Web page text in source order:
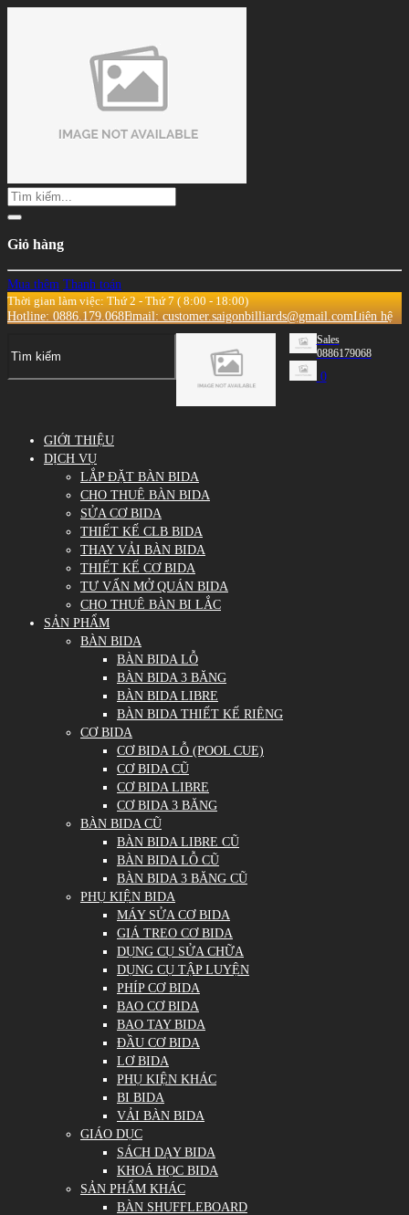
Giỏ hàng
Mua thêm Thanh toán
Thời gian làm việc: Thứ 2 - Thứ 7 ( 8:00 - 18:00)
Hotline: 0886.179.068Email: customer.saigonbilliards@gmail.comLiên hệ
Sales
0886179068
0
GIỚI THIỆU
DỊCH VỤ
LẮP ĐẶT BÀN BIDA
CHO THUÊ BÀN BIDA
SỬA CƠ BIDA
THIẾT KẾ CLB BIDA
THAY VẢI BÀN BIDA
THIẾT KẾ CƠ BIDA
TƯ VẤN MỞ QUÁN BIDA
CHO THUÊ BÀN BI LẮC
SẢN PHẨM
BÀN BIDA
BÀN BIDA LỖ
BÀN BIDA 3 BĂNG
BÀN BIDA LIBRE
BÀN BIDA THIẾT KẾ RIÊNG
CƠ BIDA
CƠ BIDA LỖ (POOL CUE)
CƠ BIDA CŨ
CƠ BIDA LIBRE
CƠ BIDA 3 BĂNG
BÀN BIDA CŨ
BÀN BIDA LIBRE CŨ
BÀN BIDA LỖ CŨ
BÀN BIDA 3 BĂNG CŨ
PHỤ KIỆN BIDA
MÁY SỬA CƠ BIDA
GIÁ TREO CƠ BIDA
DỤNG CỤ SỬA CHỮA
DỤNG CỤ TẬP LUYỆN
PHÍP CƠ BIDA
BAO CƠ BIDA
BAO TAY BIDA
ĐẦU CƠ BIDA
LƠ BIDA
PHỤ KIỆN KHÁC
BI BIDA
VẢI BÀN BIDA
GIÁO DỤC
SÁCH DẠY BIDA
KHOÁ HỌC BIDA
SẢN PHẨM KHÁC
BÀN SHUFFLEBOARD